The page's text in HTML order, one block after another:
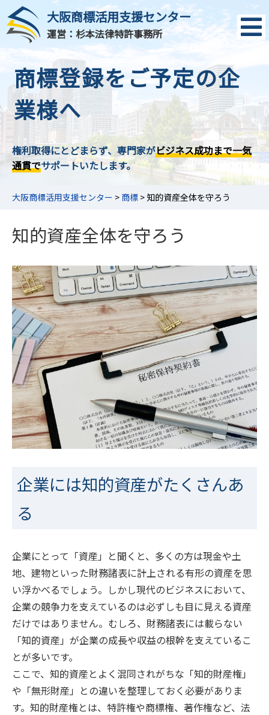
大阪商標活用支援センター
運営：杉本法律特許事務所
商標登録をご予定の企
業様へ
権利取得にとどまらず、専門家がビジネス成功まで一気
通貫でサポートいたします。
大阪商標活用支援センター > 商標 > 知的資産全体を守ろう
知的資産全体を守ろう
企業には知的資産がたくさんあ
る
企業にとって「資産」と聞くと、多くの方は現金や土
地、建物といった財務諸表に計上される有形の資産を思
い浮かべるでしょう。しかし現代のビジネスにおいて、
企業の競争力を支えているのは必ずしも目に見える資産
だけではありません。むしろ、財務諸表には載らない
「知的資産」が企業の成長や収益の根幹を支えているこ
とが多いです。
ここで、知的資産とよく混同されがちな「知的財産権」
や「無形財産」との違いを整理しておく必要がありま
す。知的財産権とは、特許権や商標権、著作権など、法